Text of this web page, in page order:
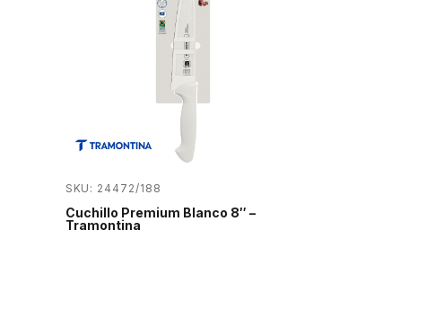
SKU: 24472/188
Cuchillo Premium Blanco 8″ –
Tramontina